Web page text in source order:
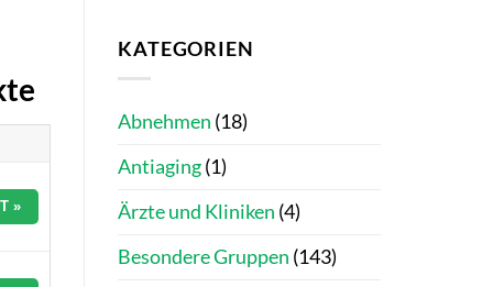
»
KATEGORIEN
Abnehmen (18)
Antiaging(1)
Ärzte und Kliniken (4)
Besondere Gruppen (143)